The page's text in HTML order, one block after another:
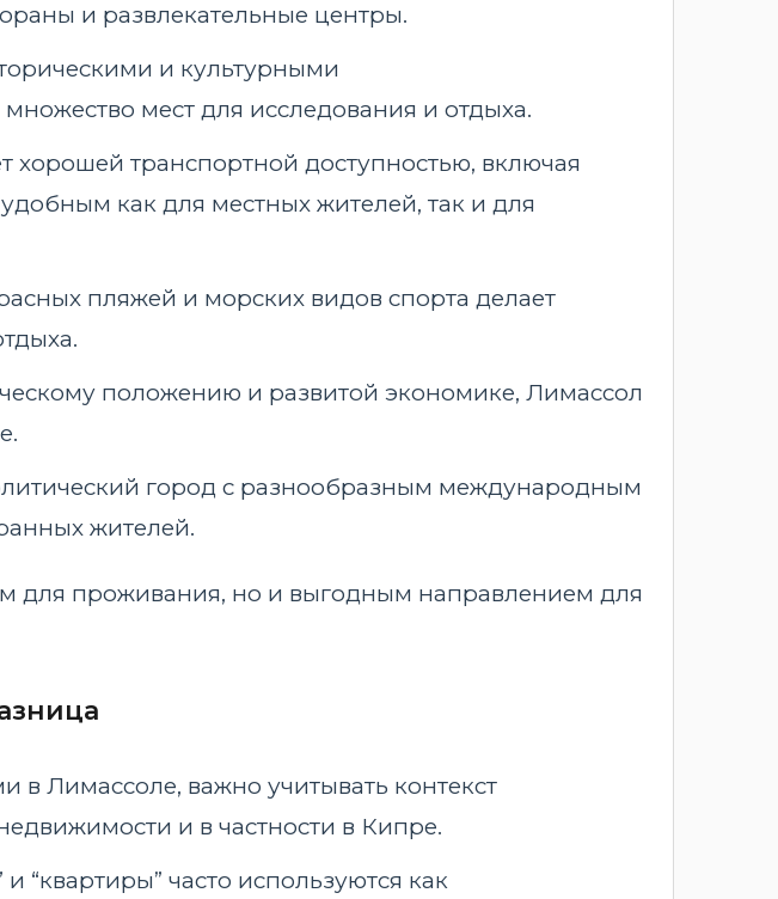
и развлекательные центры.
и культурными
мест для исследования и отдыха.
хорошей транспортной доступностью, включая
как для местных жителей, так и для
пляжей и морских видов спорта делает
положению и развитой экономике, Лимассол
город с разнообразным международным
жителей.
для проживания, но и выгодным направлением для
Лимассоле, важно учитывать контекст
и в частности в Кипре.
“квартиры” часто используются как